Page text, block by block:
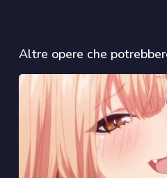
Altre opere che